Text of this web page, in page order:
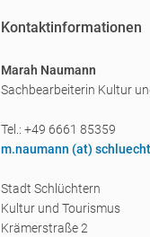
Kontaktinformationen
Marah Naumann
Sachbearbeiterin Kultur
Tel.: +49 6661 85359
m.naumann (at)
Stadt Schlüchtern
Kultur und Tourismus
Krämerstraße 2